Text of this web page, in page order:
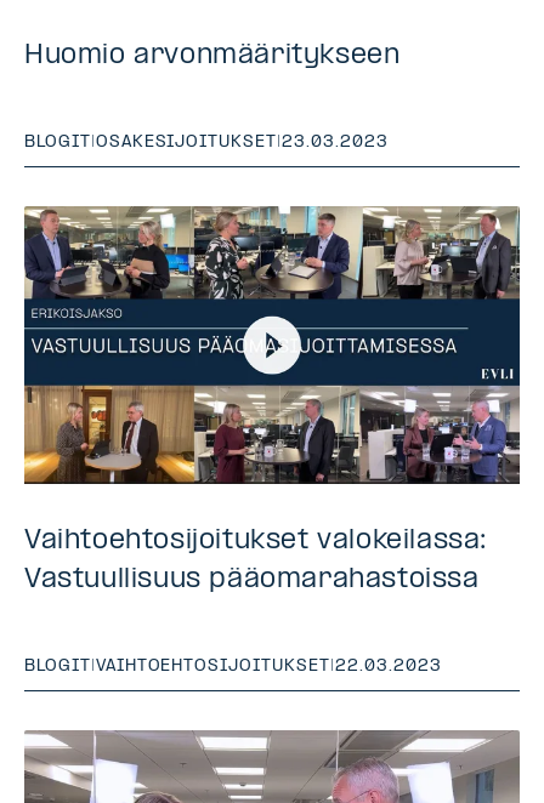
Huomio arvonmääritykseen
BLOGIT |OSAKESIJOITUKSET |23.03.2023
Vaihtoehtosijoitukset valokeilassa:
Vastuullisuus pääomarahastoissa
BLOGIT |VAIHTOEHTOSIJOITUKSET |22.03.2023